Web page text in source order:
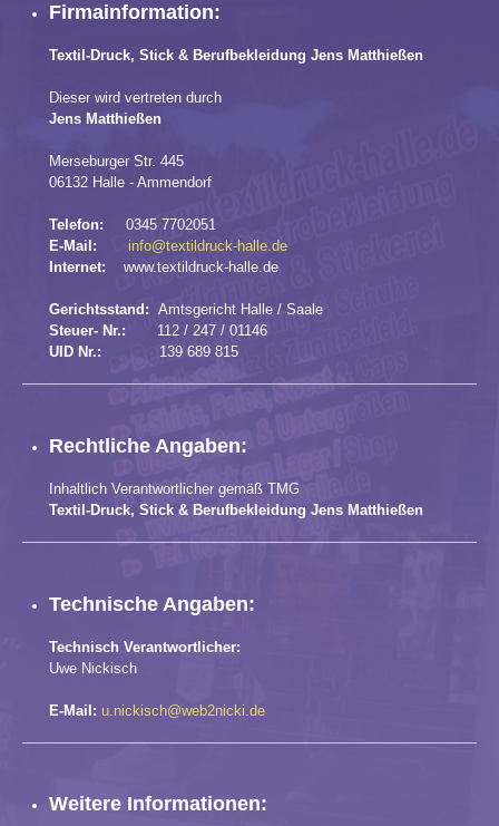
Firmainformation:
Textil-Druck, Stick & Berufbekleidung Jens Matthießen
Dieser wird vertreten durch
Jens Matthießen
Merseburger Str. 445
06132 Halle - Ammendorf
Telefon: 0345 7702051
E-Mail:
info@textildruck-halle.de
Internet: www.textildruck-halle.de
Gerichtsstand: Amtsgericht Halle / Saale
Steuer- Nr.: 112 / 247 / 01146
UID Nr.: 139 689 815
Rechtliche Angaben:
Inhaltlich Verantwortlicher gemäß TMG
Textil-Druck, Stick & Berufbekleidung Jens Matthießen
Technische Angaben:
Technisch Verantwortlicher:
Uwe Nickisch
E-Mail: u.nickisch@web2nicki.de
Weitere Informationen: